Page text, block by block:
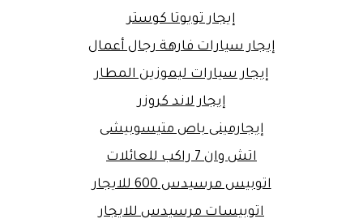
إيجار تويوتا كوستر
إيجار سيارات فارهة رجال أعمال
إيجار سيارات ليموزين المطار
إيجار لاند كروزر
إيجارمينى باص متيسوبيشى
اتش وان 7 راكب للعائلات
اتوبيس مرسيدس 600 للايجار
اتوبيسات مرسيدس للايجار